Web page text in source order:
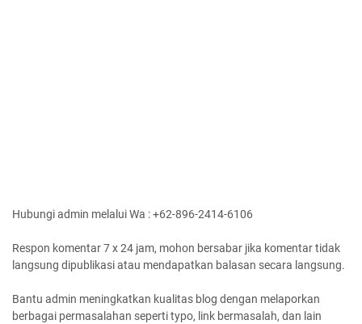
Hubungi admin melalui Wa : +62-896-2414-6106
Respon komentar 7 x 24 jam, mohon bersabar jika komentar tidak
langsung dipublikasi atau mendapatkan balasan secara langsung.
Bantu admin meningkatkan kualitas blog dengan melaporkan
berbagai permasalahan seperti typo, link bermasalah, dan lain